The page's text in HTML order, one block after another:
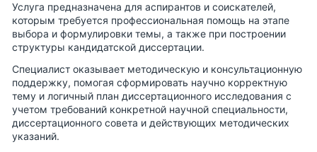
Услуга предназначена для аспирантов и соискателей,
которым требуется профессиональная помощь на этапе
выбора и формулировки темы, а также при построении
структуры кандидатской диссертации.
Специалист оказывает методическую и консультационную
поддержку, помогая сформировать научно корректную
тему и логичный план диссертационного исследования с
учетом требований конкретной научной специальности,
диссертационного совета и действующих методических
указаний.